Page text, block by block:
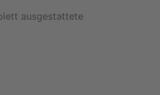
ausgestattete